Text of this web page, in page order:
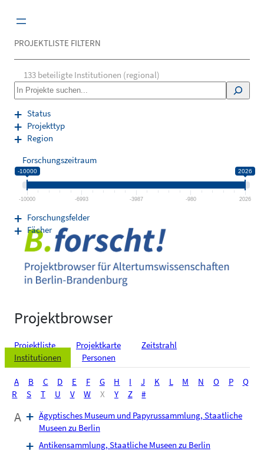
Inhalt
Projektbrowser
Projektliste Projektkarte
Zeitstrahl
Institutionen
Personen
A B C D E F G H I J K L M N O P
Q
R
S T U V W X Y Z #
A
Ägyptisches Museum und Papyrussammlung, Staatliche
Museen zu Berlin
Antikensammlung, Staatliche Museen zu Berlin
PROJEKTLISTE FILTERN
133 beteiligte Institutionen (regional)
S
e
a
r
c
Status
Projekttyp
Region
Forschungszeitraum
-10000 2026
-10000 -6993 -3987 -980 2026
Forschungsfelder
Fächer